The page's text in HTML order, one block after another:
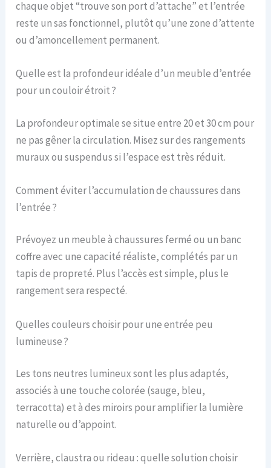
chaque objet “trouve son port d’attache” et l’entrée
reste un sas fonctionnel, plutôt qu’une zone d’attente
ou d’amoncellement permanent.
Quelle est la profondeur idéale d’un meuble d’entrée
pour un couloir étroit ?
La profondeur optimale se situe entre 20 et 30 cm pour
ne pas gêner la circulation. Misez sur des rangements
muraux ou suspendus si l’espace est très réduit.
Comment éviter l’accumulation de chaussures dans
l’entrée ?
Prévoyez un meuble à chaussures fermé ou un banc
coffre avec une capacité réaliste, complétés par un
tapis de propreté. Plus l’accès est simple, plus le
rangement sera respecté.
Quelles couleurs choisir pour une entrée peu
lumineuse ?
Les tons neutres lumineux sont les plus adaptés,
associés à une touche colorée (sauge, bleu,
terracotta) et à des miroirs pour amplifier la lumière
naturelle ou d’appoint.
Verrière, claustra ou rideau : quelle solution choisir